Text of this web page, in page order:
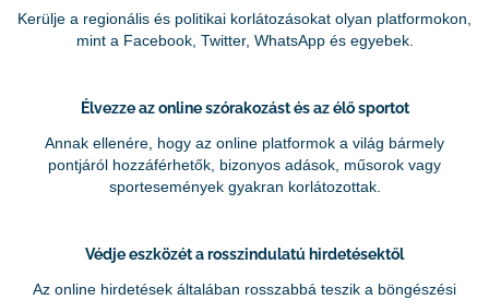
Kerülje a regionális és politikai korlátozásokat olyan platformokon,
mint a Facebook, Twitter, WhatsApp és egyebek.
Élvezze az online szórakozást és az élő sportot
Annak ellenére, hogy az online platformok a világ bármely
pontjáról hozzáférhetők, bizonyos adások, műsorok vagy
sportesemények gyakran korlátozottak.
Védje eszközét a rosszindulatú hirdetésektől
Az online hirdetések általában rosszabbá teszik a böngészési